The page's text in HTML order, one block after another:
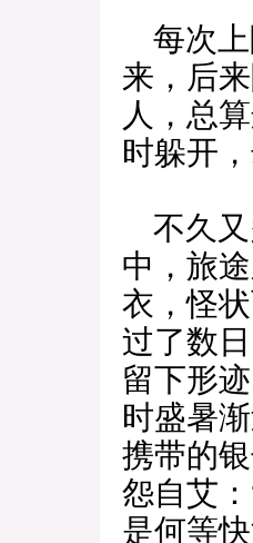
每次上
来，后
人，总
时躲开
不久又
中，旅
衣，怪
过了数
留下形
时盛暑
携带的
怨自艾
是何等